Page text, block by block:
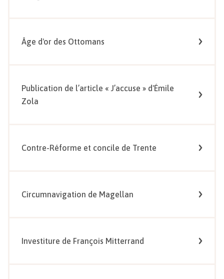
Âge d'or des Ottomans
Publication de l’article « J’accuse » d'Émile
Zola
Contre-Réforme et concile de Trente
Circumnavigation de Magellan
Investiture de François Mitterrand